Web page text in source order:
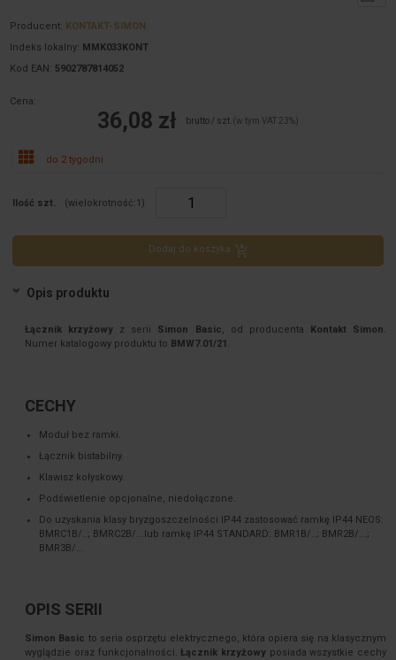
Producent: KONTAKT-SIMON
Indeks lokalny: MMK033KONT
Kod EAN: 5902787814052
Cena:
36,08 zł brutto / szt. (w tym VAT 23%)
do 2 tygodni
Ilość szt. (wielokrotność:1 )
Dodaj do koszyka
Opis produktu
Łącznik krzyżowy z serii Simon Basic, od producenta Kontakt Simon.
Numer katalogowy produktu to BMW7.01/21 .
CECHY
Moduł bez ramki.
Łącznik bistabilny.
Klawisz kołyskowy.
Podświetlenie opcjonalne, niedołączone.
Do uzyskania klasy bryzgoszczelności IP44 zastosować ramkę IP44 NEOS:
BMRC1B/..; BMRC2B/...lub ramkę IP44 STANDARD: BMR1B/..; BMR2B/...;
BMR3B/...
OPIS SERII
Simon Basic to seria osprzętu elektrycznego, która opiera się na klasycznym
wyglądzie oraz funkcjonalności. Łącznik krzyżowy posiada wszystkie cechy